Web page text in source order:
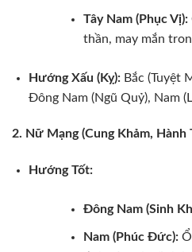
Tây Nam (Phục Vị):
thần, may mắn
Hướng Xấu (Kỵ):Bắc (Tuyệt
Đông Nam (Ngũ Quỷ), Nam
2. Nữ Mạng (Cung Khảm,
Hướng Tốt:
Đông Nam (Sinh
Nam (Phúc Đức):